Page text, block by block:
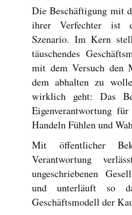
Die Beschäftigung mit
ihrer Verfechter ist
Szenario. Im Kern
täuschendes
mit dem Versuch den
dem abhalten zu
wirklich geht: Das
Eigenverantwortung
Handeln Fühlen und
Mit öffentlicher
Verantwortung
ungeschriebenen
und unterläuft so
Geschäftsmodell der